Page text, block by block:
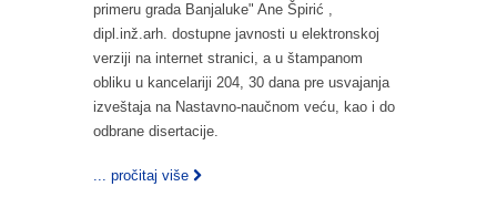
primeru grada Banjaluke" Ane Špirić ,
dipl.inž.arh. dostupne javnosti u elektronskoj
verziji na internet stranici, a u štampanom
obliku u kancelariji 204, 30 dana pre usvajanja
izveštaja na Nastavno-naučnom veću, kao i do
odbrane disertacije.
... pročitaj više